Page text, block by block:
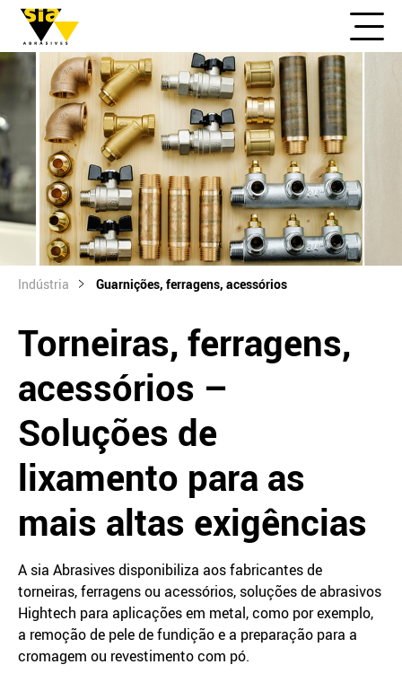
Indústria Guarnições, ferragens, acessórios
Torneiras, ferragens,
acessórios –
Soluções de
lixamento para as
mais altas exigências
A sia Abrasives disponibiliza aos fabricantes de
torneiras, ferragens ou acessórios, soluções de abrasivos
Hightech para aplicações em metal, como por exemplo,
a remoção de pele de fundição e a preparação para a
cromagem ou revestimento com pó.